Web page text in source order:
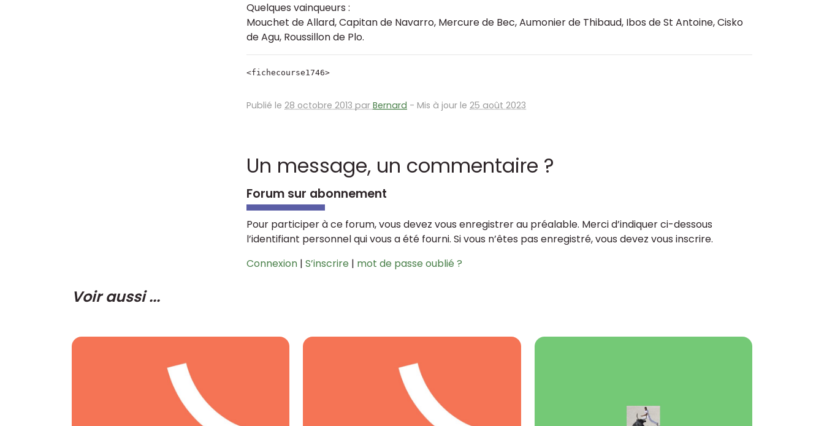
Quelques vainqueurs :
Mouchet de Allard, Capitan de Navarro, Mercure de Bec, Aumonier de Thibaud, Ibos de St Antoine, Cisko
de Agu, Roussillon de Plo.
<fichecourse1746>
Publié le 28 octobre 2013 par Bernard - Mis à jour le 25 août 2023
Un message, un commentaire ?
Forum sur abonnement
Pour participer à ce forum, vous devez vous enregistrer au préalable. Merci d’indiquer ci-dessous
l’identifiant personnel qui vous a été fourni. Si vous n’êtes pas enregistré, vous devez vous inscrire.
Connexion | S’inscrire | mot de passe oublié ?
Voir aussi ...